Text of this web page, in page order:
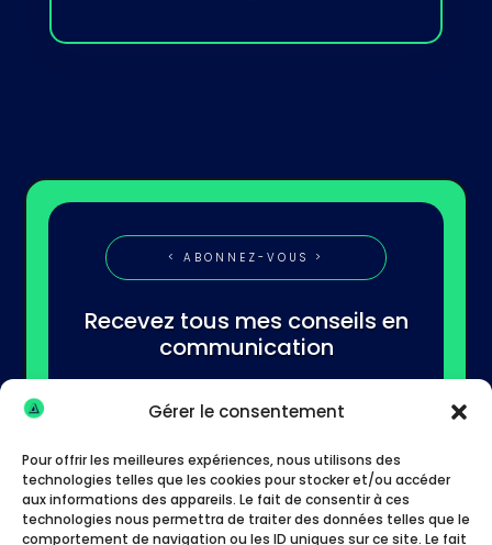
Gérer le consentement
Pour offrir les meilleures expériences, nous utilisons des
technologies telles que les cookies pour stocker et/ou accéder
aux informations des appareils. Le fait de consentir à ces
technologies nous permettra de traiter des données telles que le
comportement de navigation ou les ID uniques sur ce site. Le fait
< ABONNEZ-VOUS >
Recevez tous mes conseils en
communication
S'abonner